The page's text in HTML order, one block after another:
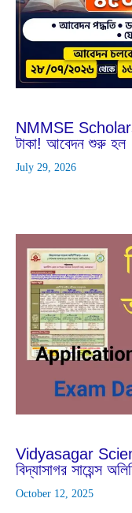
NMMSE
টাকা! আবেদন শুরু হল
July 29, 2026
Vidyasagar
বিদ্যাসাগর সায়েন্স
October 12, 2025